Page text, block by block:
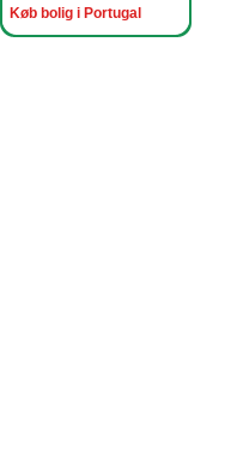
Køb bolig i Portugal